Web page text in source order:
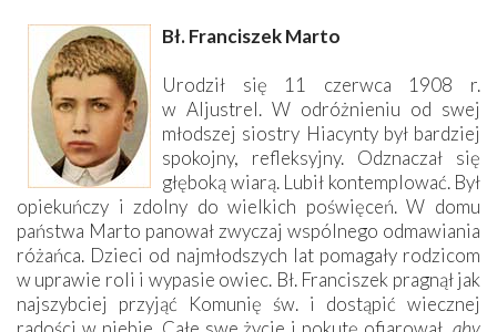
Bł. Franciszek Marto
Urodził się 11 czerwca 1908 r.
w Aljustrel. W odróżnieniu od swej
młodszej siostry Hiacynty był bardziej
spokojny, refleksyjny. Odznaczał się
głęboką wiarą. Lubił kontemplować. Był
opiekuńczy i zdolny do wielkich poświęceń. W domu
państwa Marto panował zwyczaj wspólnego odmawiania
różańca. Dzieci od najmłodszych lat pomagały rodzicom
w uprawie roli i wypasie owiec. Bł. Franciszek pragnął jak
najszybciej przyjąć Komunię św. i dostąpić wiecznej